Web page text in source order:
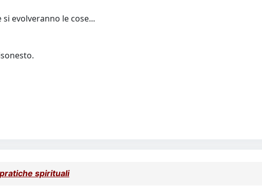
evolveranno le cose...
spirituali